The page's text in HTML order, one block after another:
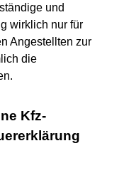
und
wirklich nur für
Angestellten zur
die
Kfz-